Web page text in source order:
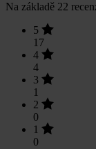
Na základě 22
5
17
4
4
3
1
2
0
1
0